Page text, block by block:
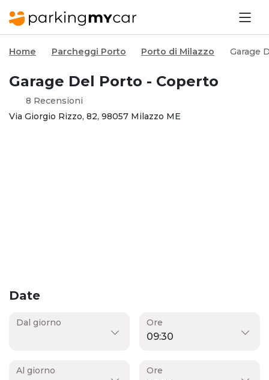
Home Parcheggi Porto Porto di Milazzo Garage
Garage Del Porto - Coperto
8 Recensioni
Via Giorgio Rizzo, 82, 98057 Milazzo ME
Date
Dal giorno Ore
Al giorno Ore